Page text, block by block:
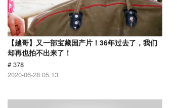
【越哥】又一部宝藏国产片！36年过去了，我们
却再也拍不出来了！
# 378
2020-06-28 05:13